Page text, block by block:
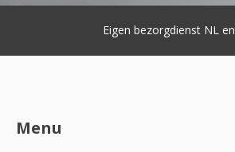
Eigen bezorgdienst NL
Menu